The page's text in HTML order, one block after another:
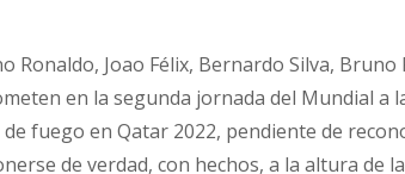
Ronaldo, Joao Félix, Bernardo Silva,
en la segunda jornada del Mundial a
fuego en Qatar 2022, pendiente de
de verdad, con hechos, a la altura de